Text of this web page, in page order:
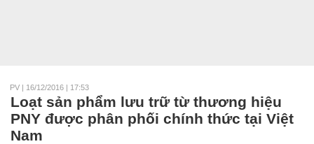
PV | 16/12/2016 | 17:53
Loạt sản phẩm lưu trữ từ thương hiệu
PNY được phân phối chính thức tại Việt
Nam